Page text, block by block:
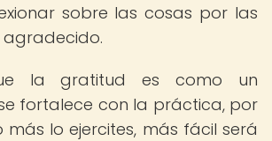
sobre las cosas por las
agradecido.
la gratitud es como un
fortalece con la práctica, por
lo ejercites, más fácil será